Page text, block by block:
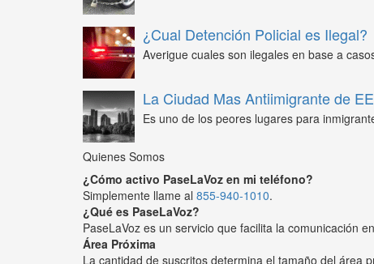
¿Cual Detención Policial es Ilegal?
Averigue cuales son ilegales en base a
La Ciudad Mas Antiimigrante de
Es uno de los peores lugares para
Quienes Somos
¿Cómo activo PaseLaVoz en mi teléfono?
Simplemente llame al 855-940-1010.
¿Qué es PaseLaVoz?
PaseLaVoz es un servicio que facilita la comunicación
Área Próxima
La cantidad de suscritos determina el tamaño del área